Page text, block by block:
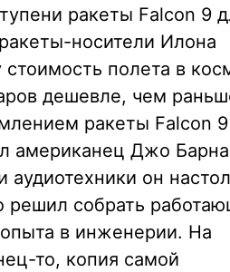
ракеты Falcon 9
носители Илона
полета в
дешевле, чем
ракеты Falcon 9
американец Джо
аудиотехники он
решил собрать
в инженерии. На
то, копия самой